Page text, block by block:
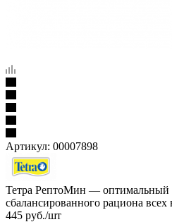
Артикул: 00007898
Тетра РептоМин — оптимальный
сбалансированного рациона
445 руб./шт